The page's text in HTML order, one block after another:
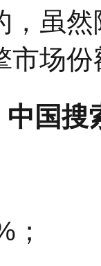
，虽
市场
国搜
；